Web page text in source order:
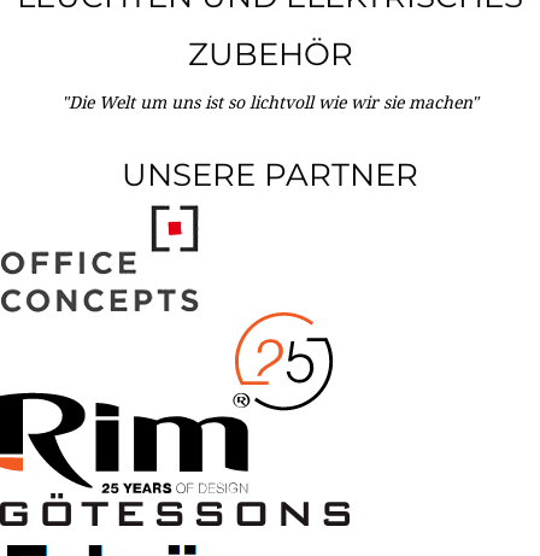
ZUBEHÖR
"Die Welt um uns ist so lichtvoll wie wir sie machen"
UNSERE PARTNER